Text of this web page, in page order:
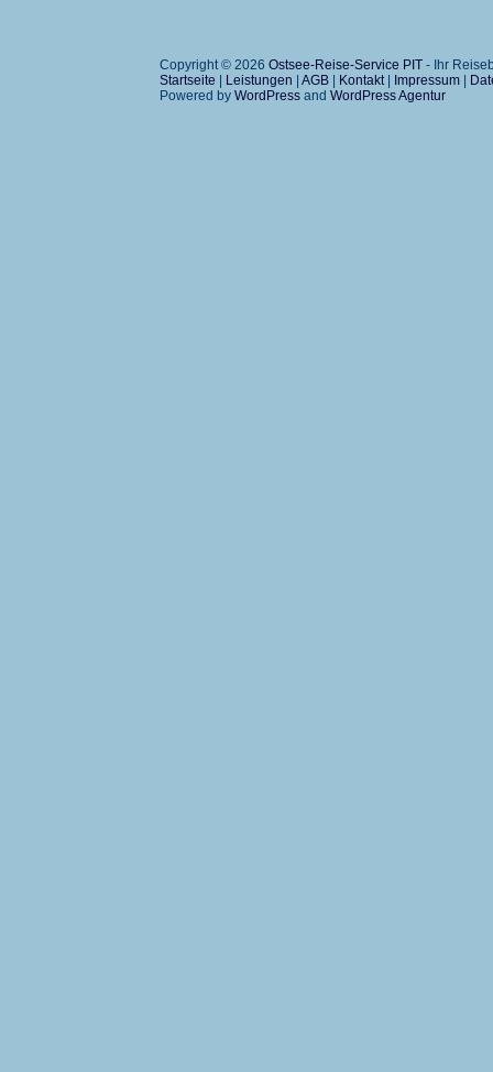
Copyright © 2026 Ostsee-Reise-Service PIT - Ihr
Startseite
Leistungen AGB Kontakt| Impressum
Powered by WordPress and WordPress Agentur